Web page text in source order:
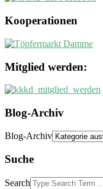
Kooperationen
Mitglied werden:
Blog-Archiv
Blog-Archiv
Suche
Search